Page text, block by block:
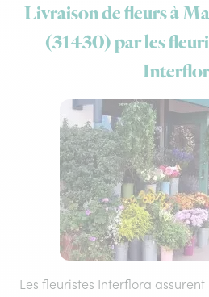
Livraison de fleurs à
(31430) par les
Les fleuristes Interflora